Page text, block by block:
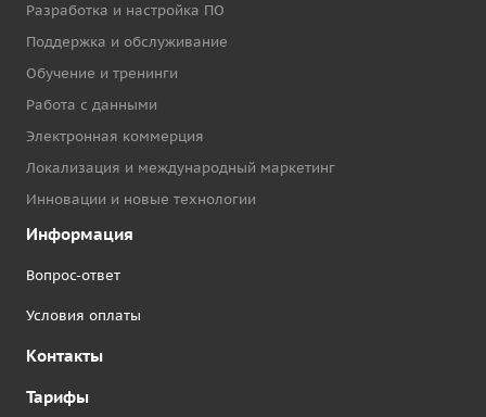
Разработка и настройка ПО
Поддержка и обслуживание
Обучение и тренинги
Работа с данными
Электронная коммерция
Локализация и международный маркетинг
Инновации и новые технологии
Информация
Вопрос-ответ
Условия оплаты
Контакты
Тарифы